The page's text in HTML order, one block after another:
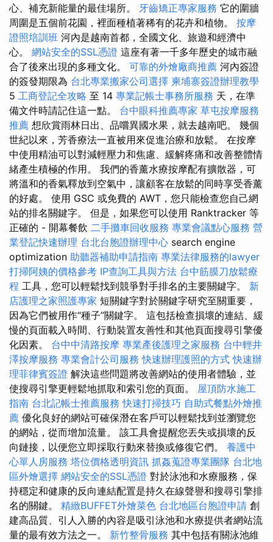
心、補充新能量的最佳場所。 牙齒矯正專家服務 它的圍牆
周圍是五個前花園，裡面種植著稀有的花卉和植物。 按摩
證照培訓班 河內是越南首都，全國文化、旅遊和經濟中
心。 網站安全的SSL憑證 這座有著一千多年歷史的城市融
合了後來出現的多種文化。 可靠的外燴廠商推薦 河內簽證
的簽發期限為 台北專業搬家公司選擇 柬埔寨簽證辦理教學
5 工商登記全攻略 至 14 專業記帳士事務所服務 天，在準
備文件時請記住這一點。 台中眼科推薦專家 草屯按摩服務
推薦 想欣賞雨林日出、品嚐異國水果，就去越南吧。 幾個
世紀以來，芳香療法一直被用來促進治療和放鬆。 在按摩
中使用精油可以對減輕壓力和焦慮、緩解疼痛和改善整體情
緒產生積極的作用。 我們的香薰水療按摩配有擴散器，可
將溫和的香氣釋放到空氣中，讓顧客在放鬆的同時享受香薰
的好處。 使用 GSC 或免費的 AWT，您只能檢查您自己網
站的排名關鍵字。 但是，如果您可以使用 Ranktracker 等
正確的 - 開幕餐飲 二手攤車回收服務 專業會議點心服務 營
業登記快速辦理 台北台胞證辦理中心 search engine
optimization 助聽器補助申請指南 專業法律服務的lawyer
打掃阿姨的價格參考 IP查詢工具與方法 台中筋膜刀放鬆療
程 工具，您可以輕鬆找到競爭對手排名的主要關鍵字。 新
店護理之家照護專家 短關鍵字對於關鍵字研究至關重要，
因為它們被用作“種子”關鍵字。 這包括檢查損壞的連結、緩
慢的頁面載入時間、行動裝置友善性和其他頁面搜尋引擎優
化因素。 台中中清路按摩 專業產後護理之家服務 台中輕井
澤按摩服務 專業會計公司服務 快速辦理護照的方式 快速辦
理菲律賓簽證 解決這些問題將改善網站的使用者體驗，並
使搜尋引擎更輕鬆地抓取和索引您的頁面。 屋頂防水施工
指南 台北記帳士推薦服務 快速打掃技巧 自助式餐點外燴推
薦 優化良好的網站可確保潛在客戶可以輕鬆找到並瀏覽您
的網站，從而增加流量。 該工具會提醒您丟失或損壞的反
向鏈接，以便您立即採取行動來替換或修復它們。 養護中
心單人房服務 塔位價格透明資訊 抓姦蒐證專業團隊 台北地
區外燴選擇 網站安全的SSL憑證 對於泳池和水療服務，保
持穩定和健康的反向連結配置是持久在線聲譽和搜尋引擎排
名的關鍵。 精緻BUFFET外燴菜色 台北地區台胞證申請 創
建高品質、引人入勝的內容是吸引泳池和水療提供者網站流
量的最有效方法之一。 新竹整骨服務 其中包括有關泳池維